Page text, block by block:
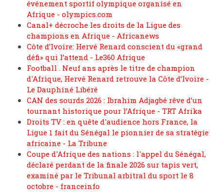
événement sportif olympique organisé en
Afrique - olympics.com
Canal+ décroche les droits de la Ligue des
champions en Afrique - Africanews
Côte d’Ivoire: Hervé Renard conscient du «grand
défi» qui l’attend - Le360 Afrique
Football . Neuf ans après le titre de champion
d'Afrique, Hervé Renard retrouve la Côte d’Ivoire -
Le Dauphiné Libéré
CAN des sourds 2026 : Ibrahim Adjagbé rêve d’un
tournant historique pour l’Afrique - TRT Afrika
Droits TV : en quête d'audience hors France, la
Ligue 1 fait du Sénégal le pionnier de sa stratégie
africaine - La Tribune
Coupe d'Afrique des nations : l'appel du Sénégal,
déclaré perdant de la finale 2026 sur tapis vert,
examiné par le Tribunal arbitral du sport le 8
octobre - franceinfo